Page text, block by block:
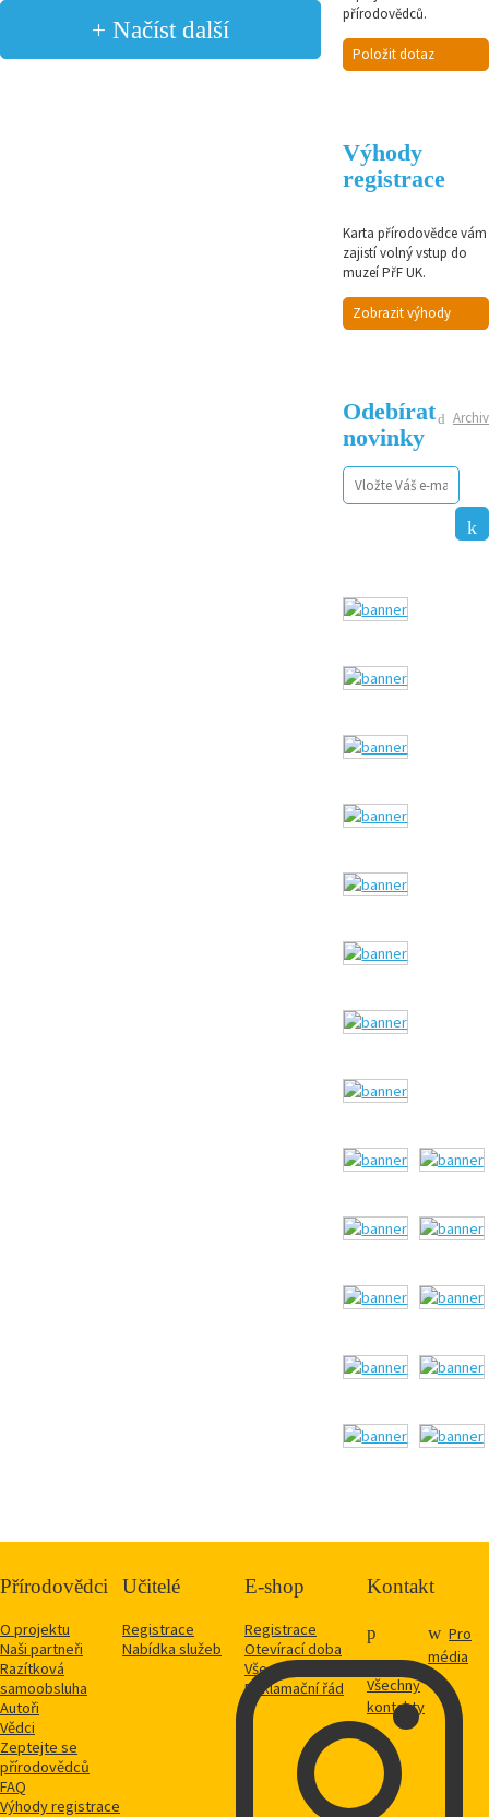
+ Načíst další
přírodovědců.
Položit dotaz
Výhody
registrace
Karta přírodovědce vám
zajistí volný vstup do
muzeí PřF UK.
Zobrazit výhody
Archiv
Odebírat
novinky
Přírodovědci
O projektu
Naši partneři
Razítková
samoobsluha
Autoři
Vědci
Zeptejte se
přírodovědců
FAQ
Výhody registrace
Učitelé
Registrace
Nabídka služeb
E-shop
Registrace
Otevírací doba
Vše o nákupu
Reklamační řád
Kontakt
Všechny
kontakty
Pro
média